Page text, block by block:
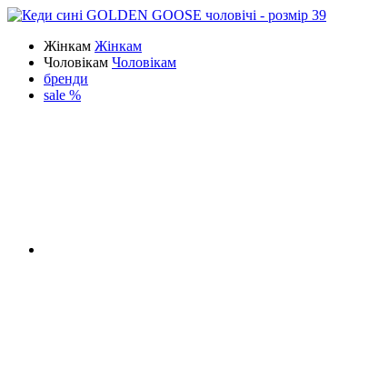
Жінкам Жінкам
Чоловікам Чоловікам
бренди
sale %